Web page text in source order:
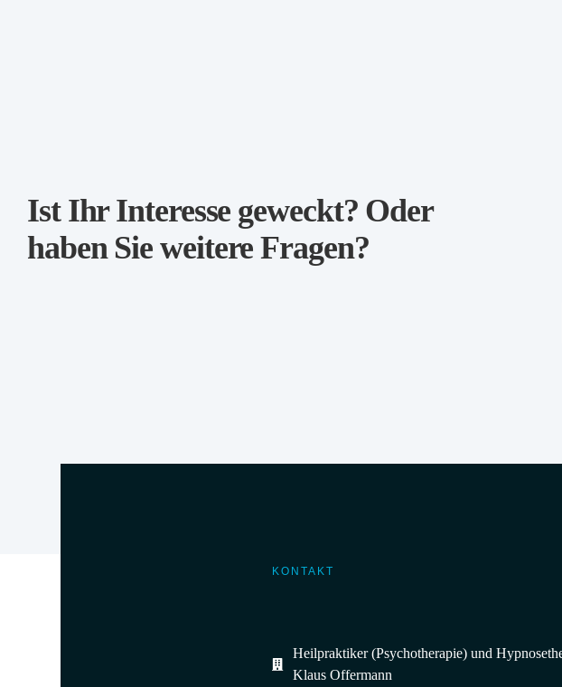
Ist Ihr Interesse geweckt? Oder
haben Sie weitere Fragen?
KONTAKT
Heilpraktiker (Psychotherapie) und
Klaus Offermann